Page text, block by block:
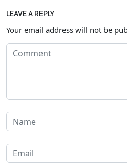
LEAVE A REPLY
Your email address will not be